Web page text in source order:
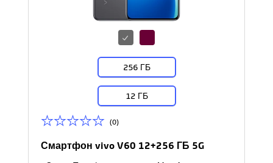
256 ГБ
12 ГБ
(0)
Смартфон vivo V60 12+256 ГБ 5G